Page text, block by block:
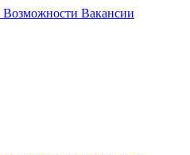
Возможности Вакансии